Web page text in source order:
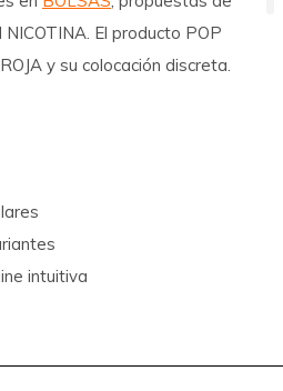
El producto POP
y su colocación discreta.
intuitiva
clara y alta accesibilidad,